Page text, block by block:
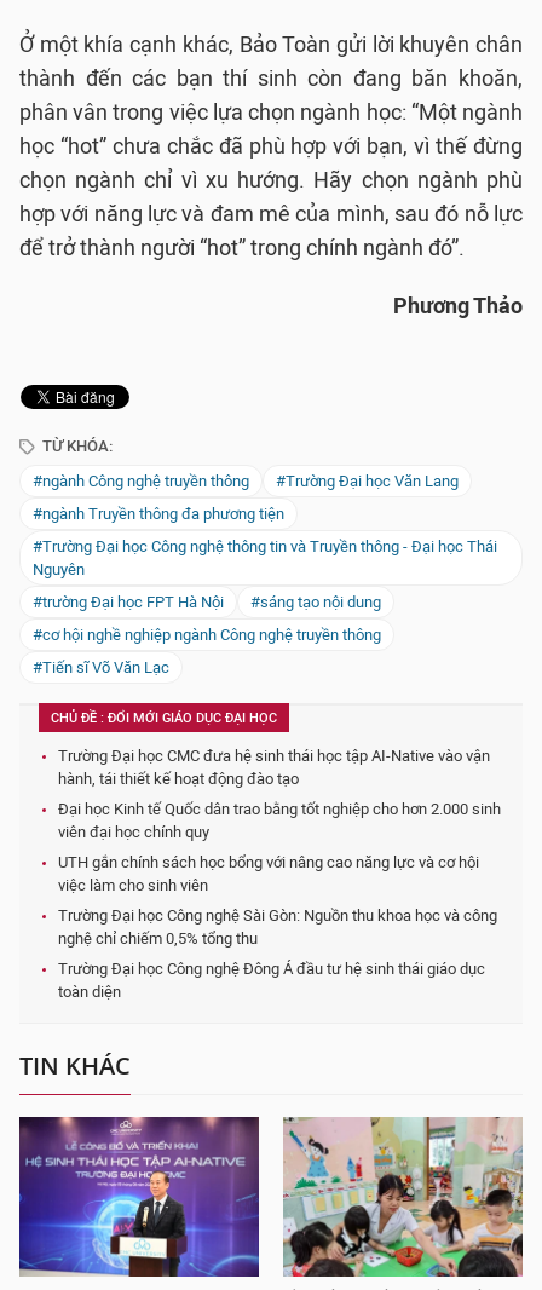
Ở một khía cạnh khác, Bảo Toàn gửi lời khuyên chân
thành đến các bạn thí sinh còn đang băn khoăn,
phân vân trong việc lựa chọn ngành học: “Một ngành
học “hot” chưa chắc đã phù hợp với bạn, vì thế đừng
chọn ngành chỉ vì xu hướng. Hãy chọn ngành phù
hợp với năng lực và đam mê của mình, sau đó nỗ lực
để trở thành người “hot” trong chính ngành đó”.
Phương Thảo
TỪ KHÓA:
#ngành Công nghệ truyền thông
#Trường Đại học Văn Lang
#ngành Truyền thông đa phương tiện
#Trường Đại học Công nghệ thông tin và Truyền thông - Đại học Thái
Nguyên
#trường Đại học FPT Hà Nội
#sáng tạo nội dung
#cơ hội nghề nghiệp ngành Công nghệ truyền thông
#Tiến sĩ Võ Văn Lạc
CHỦ ĐỀ : ĐỔI MỚI GIÁO DỤC ĐẠI HỌC
Trường Đại học CMC đưa hệ sinh thái học tập AI-Native vào vận
hành, tái thiết kế hoạt động đào tạo
Đại học Kinh tế Quốc dân trao bằng tốt nghiệp cho hơn 2.000 sinh
viên đại học chính quy
UTH gắn chính sách học bổng với nâng cao năng lực và cơ hội
việc làm cho sinh viên
Trường Đại học Công nghệ Sài Gòn: Nguồn thu khoa học và công
nghệ chỉ chiếm 0,5% tổng thu
Trường Đại học Công nghệ Đông Á đầu tư hệ sinh thái giáo dục
toàn diện
TIN KHÁC